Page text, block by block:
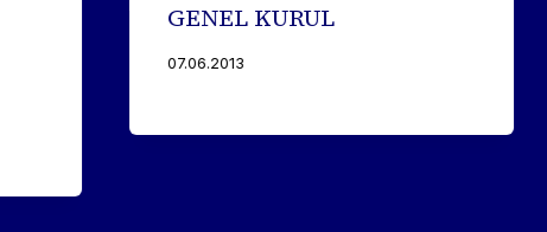
GENEL KURUL
07.06.2013